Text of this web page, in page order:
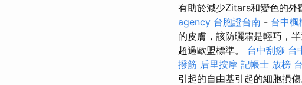
有助於減少Zitars和變色的外
agency 台胞證台南 - 台中楓
的皮膚，該防曬霜是輕巧，
超過歐盟標準。 台中刮痧 台
撥筋 后里按摩 記帳士 放榜
引起的自由基引起的細胞損傷